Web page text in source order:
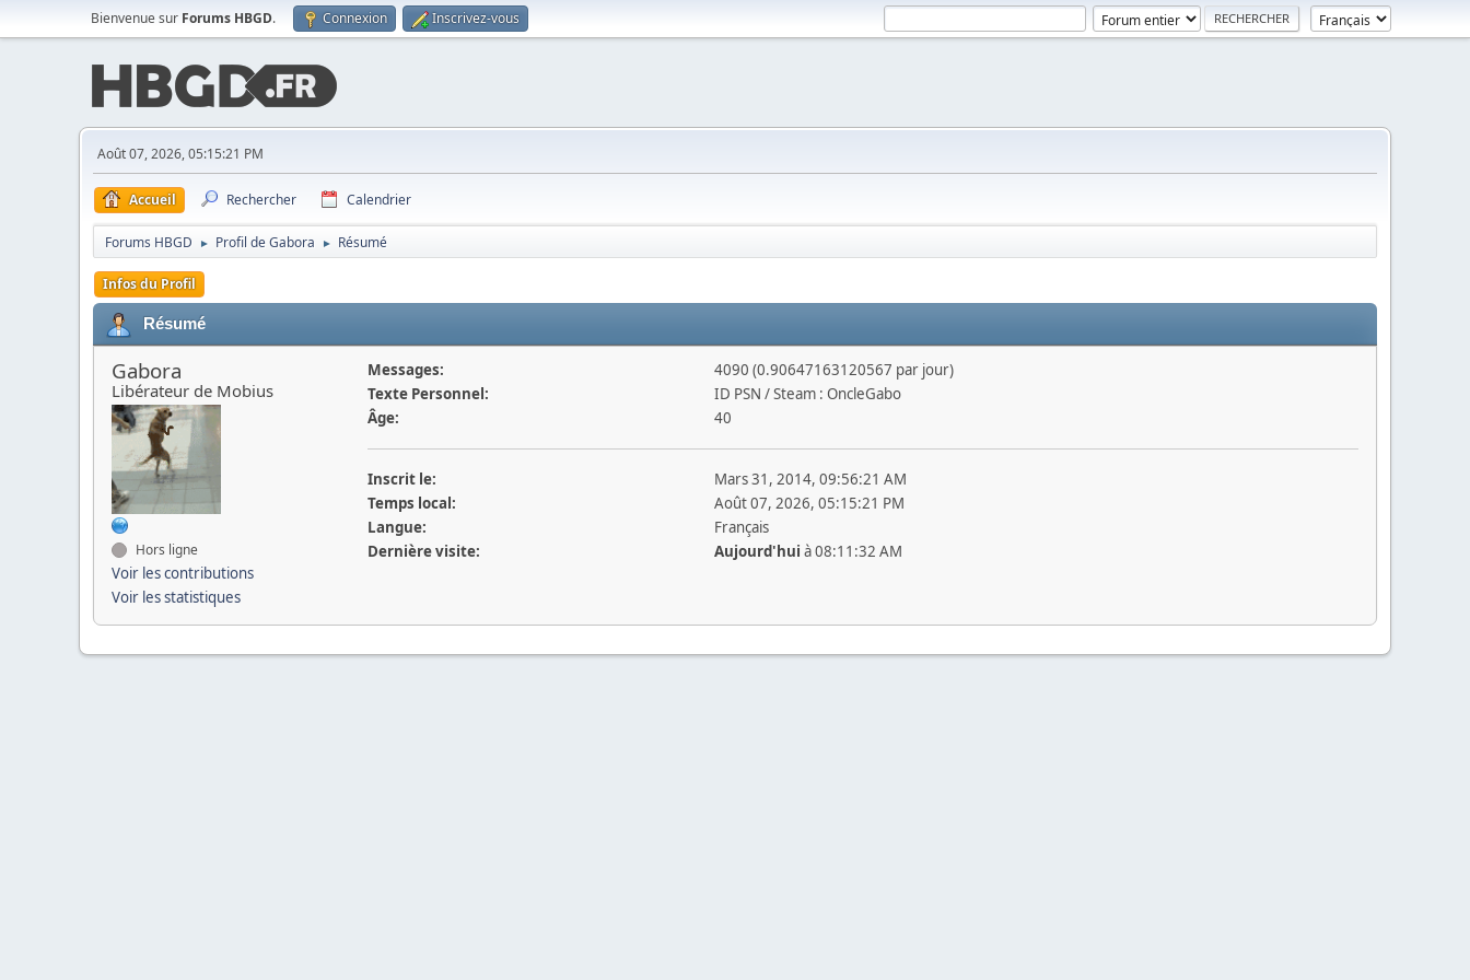
Bienvenue sur Forums HBGD. Connexion Inscrivez-vous
Août 07, 2026, 05:15:21 PM
Accueil Rechercher Calendrier
Forums HBGD ► Profil de Gabora ► Résumé
Infos du Profil
Résumé
Gabora
Libérateur de Mobius
Hors ligne
Voir les contributions
Voir les statistiques
Messages:
4090 (0.90647163120567 par jour)
Texte Personnel:
ID PSN / Steam : OncleGabo
Âge:
40
Inscrit le:
Mars 31, 2014, 09:56:21 AM
Temps local:
Août 07, 2026, 05:15:21 PM
Langue:
Français
Dernière visite:
Aujourd'hui à 08:11:32 AM